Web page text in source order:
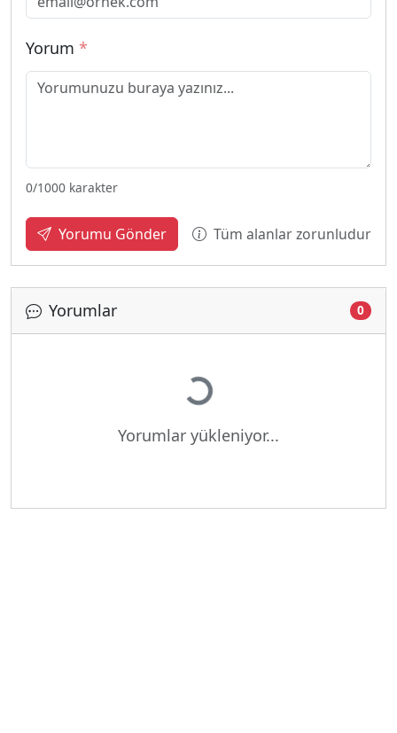
Yorum *
0/1000 karakter
Yorumu Gönder Tüm alanlar zorunludur
Yorumlar 0
Yükleniyor...
Yorumlar yükleniyor...